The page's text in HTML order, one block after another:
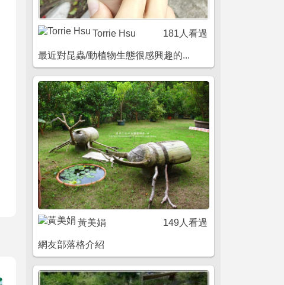
Torrie Hsu 181人看過
最近對昆蟲/動植物生態很感興趣的...
黃美娟 149人看過
網友部落格介紹